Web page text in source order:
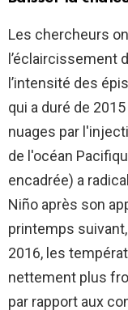
Les chercheurs
l’éclaircissement
l’intensité des
qui a duré de
nuages ​​par
de l'océan
encadrée) a
Niño après son
printemps
2016, les
nettement plus
par rapport aux